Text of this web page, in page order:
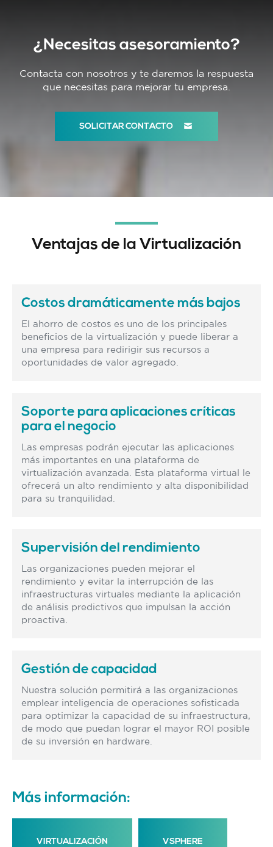
¿Necesitas asesoramiento?
Contacta con nosotros y te daremos la respuesta
que necesitas para mejorar tu empresa.
SOLICITAR CONTACTO
Ventajas de la Virtualización
Costos dramáticamente más bajos
El ahorro de costos es uno de los principales
beneficios de la virtualización y puede liberar a
una empresa para redirigir sus recursos a
oportunidades de valor agregado.
Soporte para aplicaciones críticas
para el negocio
Las empresas podrán ejecutar las aplicaciones
más importantes en una plataforma de
virtualización avanzada. Esta plataforma virtual le
ofrecerá un alto rendimiento y alta disponibilidad
para su tranquilidad.
Supervisión del rendimiento
Las organizaciones pueden mejorar el
rendimiento y evitar la interrupción de las
infraestructuras virtuales mediante la aplicación
de análisis predictivos que impulsan la acción
proactiva.
Gestión de capacidad
Nuestra solución permitirá a las organizaciones
emplear inteligencia de operaciones sofisticada
para optimizar la capacidad de su infraestructura,
de modo que puedan lograr el mayor ROI posible
de su inversión en hardware.
Más información:
VIRTUALIZACIÓN VSPHERE
¡ESTOY INTERESADO!